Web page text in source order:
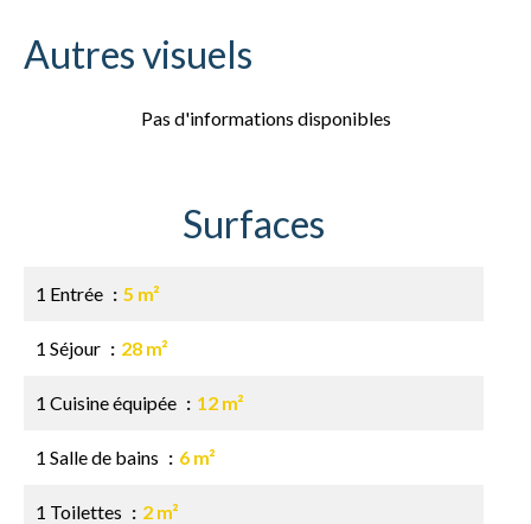
Autres visuels
Pas d'informations disponibles
Surfaces
1 Entrée 5 m²
1 Séjour 28 m²
1 Cuisine équipée 12 m²
1 Salle de bains 6 m²
1 Toilettes 2 m²